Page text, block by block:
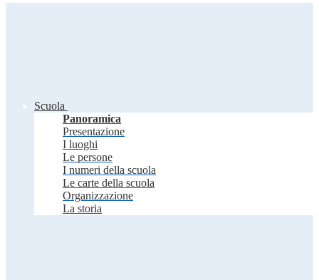
Scuola
Panoramica
Presentazione
I luoghi
Le persone
I numeri della scuola
Le carte della scuola
Organizzazione
La storia